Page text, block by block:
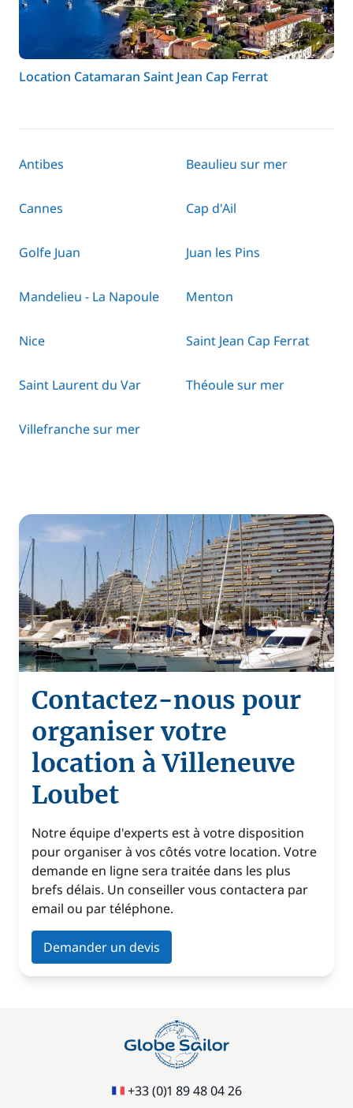
Location Catamaran Saint Jean Cap Ferrat
Antibes Beaulieu sur mer
Cannes Cap d'Ail
Golfe Juan Juan les Pins
Mandelieu - La Napoule Menton
Nice Saint Jean Cap Ferrat
Saint Laurent du Var Théoule sur mer
Villefranche sur mer
Contactez-nous pour
organiser votre
location à Villeneuve
Loubet
Notre équipe d'experts est à votre disposition
pour organiser à vos côtés votre location. Votre
demande en ligne sera traitée dans les plus
brefs délais. Un conseiller vous contactera par
email ou par téléphone.
Demander un devis
+33 (0)1 89 48 04 26